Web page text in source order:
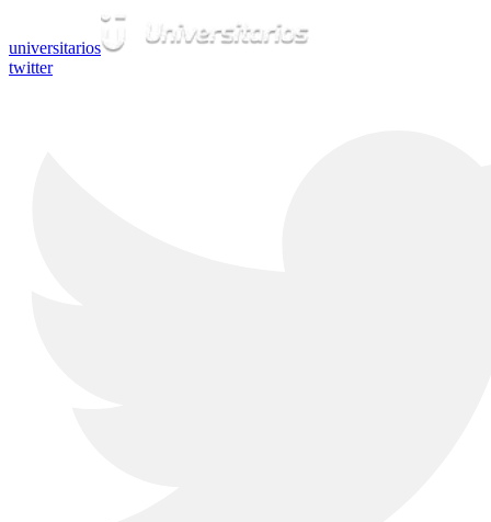
universitarios
twitter